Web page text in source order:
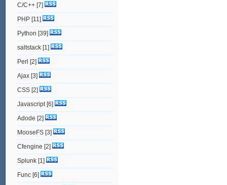
C/C++[7]
PHP[11]
Python [39]
saltstack[1]
Perl [2]
Ajax[3]
CSS[2]
Javascript[6]
Adode [2]
MooseFS[3]
Cfengine [2]
Splunk[1]
Func[6]